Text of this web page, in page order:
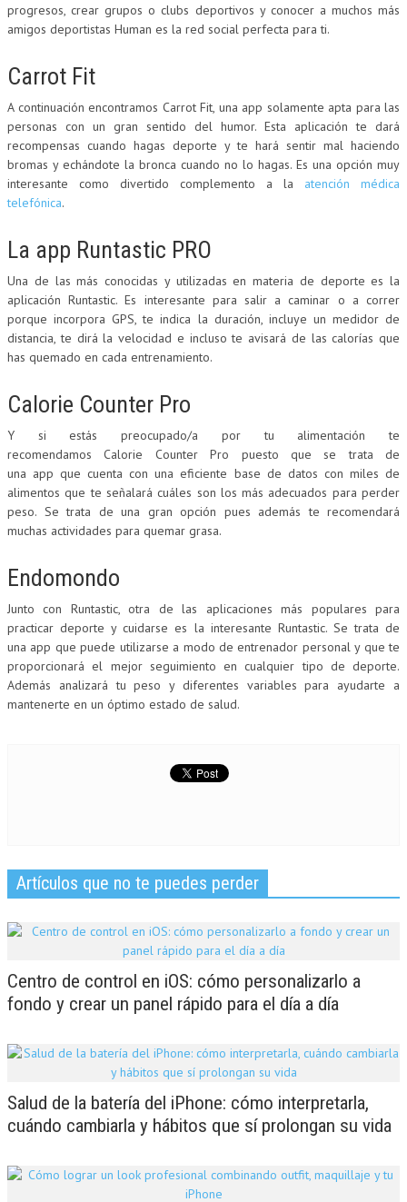
progresos, crear grupos o clubs deportivos y conocer a muchos más
amigos deportistas Human es la red social perfecta para ti.
Carrot Fit
A continuación encontramos Carrot Fit, una app solamente apta para las
personas con un gran sentido del humor. Esta aplicación te dará
recompensas cuando hagas deporte y te hará sentir mal haciendo
bromas y echándote la bronca cuando no lo hagas. Es una opción muy
interesante como divertido complemento a la atención médica
telefónica.
La app Runtastic PRO
Una de las más conocidas y utilizadas en materia de deporte es la
aplicación Runtastic. Es interesante para salir a caminar o a correr
porque incorpora GPS, te indica la duración, incluye un medidor de
distancia, te dirá la velocidad e incluso te avisará de las calorías que
has quemado en cada entrenamiento.
Calorie Counter Pro
Y si estás preocupado/a por tu alimentación te
recomendamos Calorie Counter Pro puesto que se trata de
una app que cuenta con una eficiente base de datos con miles de
alimentos que te señalará cuáles son los más adecuados para perder
peso. Se trata de una gran opción pues además te recomendará
muchas actividades para quemar grasa.
Endomondo
Junto con Runtastic, otra de las aplicaciones más populares para
practicar deporte y cuidarse es la interesante Runtastic. Se trata de
una app que puede utilizarse a modo de entrenador personal y que te
proporcionará el mejor seguimiento en cualquier tipo de deporte.
Además analizará tu peso y diferentes variables para ayudarte a
mantenerte en un óptimo estado de salud.
Artículos que no te puedes perder
Centro de control en iOS: cómo personalizarlo a
fondo y crear un panel rápido para el día a día
Salud de la batería del iPhone: cómo interpretarla,
cuándo cambiarla y hábitos que sí prolongan su vida